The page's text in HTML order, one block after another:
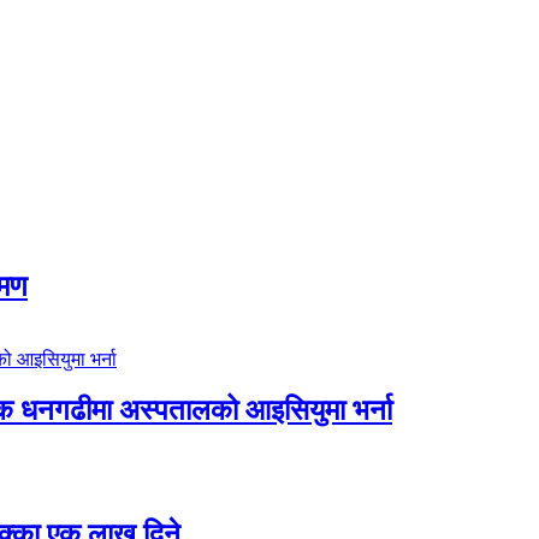
धनगढीमा अस्पतालको आइसियुमा भर्ना